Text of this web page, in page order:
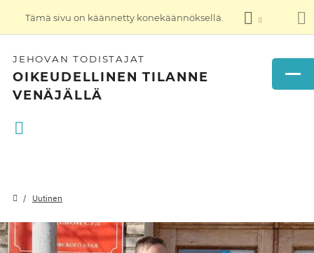
Tämä sivu on käännetty konekäännöksellä.
JEHOVAN TODISTAJAT
OIKEUDELLINEN TILANNE
VENÄJÄLLÄ
Uutinen